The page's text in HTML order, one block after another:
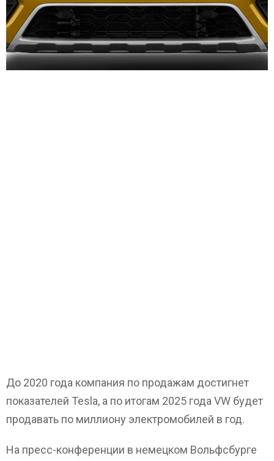
До 2020 года компания по продажам достигнет
показателей Tesla, а по итогам 2025 года VW будет
продавать по миллиону электромобилей в год.
На пресс-конференции в немецком Вольфсбурге